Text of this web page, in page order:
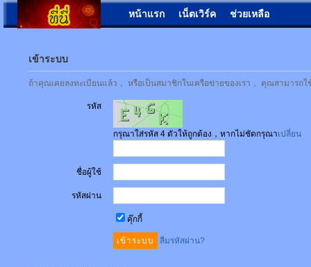
หน้าแรก เน็ตเวิร์ค ช่วยเหลือ
เข้าระบบ
ถ้าคุณเคยลงทะเบียนแล้ว， หรือเป็นสมาชิกในเครือข่ายของเรา， คุณสามาร
รหัส
กรุณาใส่รหัส 4 ตัวให้ถูกต้อง，หากไม่ชัดกรุณาเปลี่ยน
ชื่อผู้ใช้
รหัสผ่าน
คุ๊กกี้
ลืมรหัสผ่าน?